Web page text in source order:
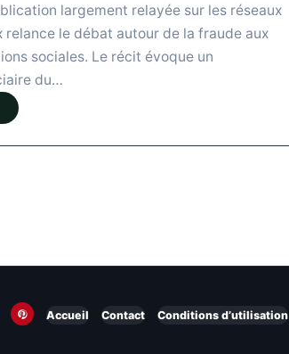
largement relayée sur les réseaux
relance le débat autour de la fraude aux
sociales. Le récit évoque un
du…
Accueil Contact Conditions d’utilisation